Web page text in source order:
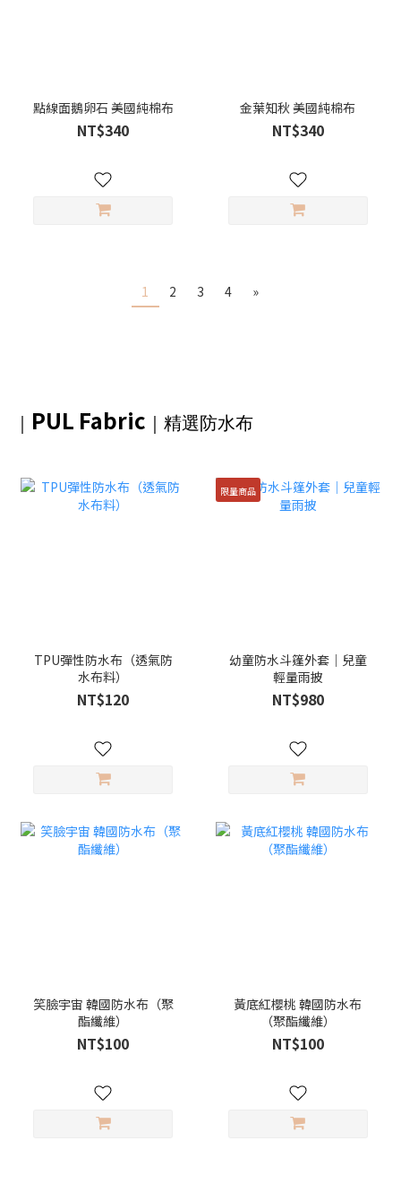
點線面鵝卵石 美國純棉布
NT$340
金葉知秋 美國純棉布
NT$340
1 2 3 4 »
｜ PUL Fabric ｜精選防水布
TPU彈性防水布（透氣防
水布料）
NT$120
限量商品
幼童防水斗篷外套｜兒童
輕量雨披
NT$980
笑臉宇宙 韓國防水布（聚
酯纖維）
NT$100
黃底紅櫻桃 韓國防水布
（聚酯纖維）
NT$100